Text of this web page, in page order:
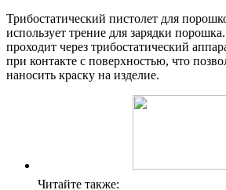
Трибостатический пистолет для
использует трение для зарядки
проходит через трибостатический
при контакте с поверхностью, что
наносить краску на изделие.
Читайте также: